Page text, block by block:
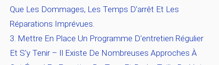
Que Les Dommages, Les Temps D'arrêt Et Les
Réparations Imprévues.
Mettre En Place Un Programme D'entretien Régulier
Et S'y Tenir– Il Existe De Nombreuses Approches À